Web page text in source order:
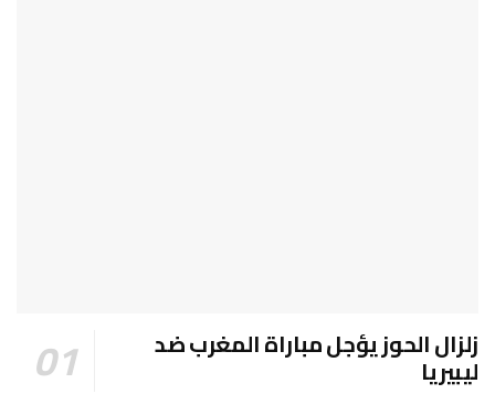
زلزال الحوز يؤجل مباراة المغرب ضد
ليبيريا